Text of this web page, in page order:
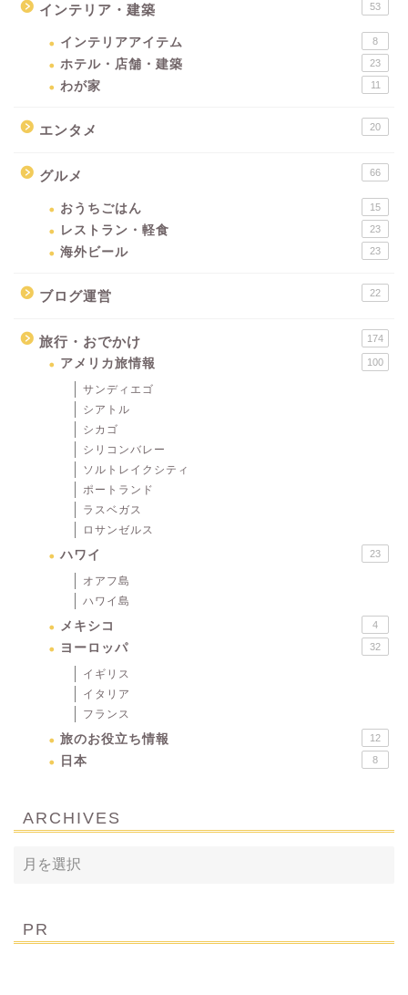
インテリア・建築 53
インテリアアイテム 8
ホテル・店舗・建築 23
わが家 11
エンタメ 20
グルメ 66
おうちごはん 15
レストラン・軽食 23
海外ビール 23
ブログ運営 22
旅行・おでかけ 174
アメリカ旅情報 100
サンディエゴ
シアトル
シカゴ
シリコンバレー
ソルトレイクシティ
ポートランド
ラスベガス
ロサンゼルス
ハワイ 23
オアフ島
ハワイ島
メキシコ 4
ヨーロッパ 32
イギリス
イタリア
フランス
旅のお役立ち情報 12
日本 8
ARCHIVES
PR